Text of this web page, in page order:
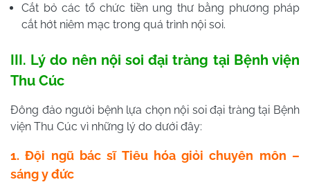
Cắt bỏ các tổ chức tiền ung thư bằng phương pháp
cắt hớt niêm mạc trong quá trình nội soi.
III. Lý do nên nội soi đại tràng tại Bệnh viện
Thu Cúc
Đông đảo người bệnh lựa chọn nội soi đại tràng tại Bệnh
viện Thu Cúc vì những lý do dưới đây:
1. Đội ngũ bác sĩ Tiêu hóa giỏi chuyên môn –
sáng y đức